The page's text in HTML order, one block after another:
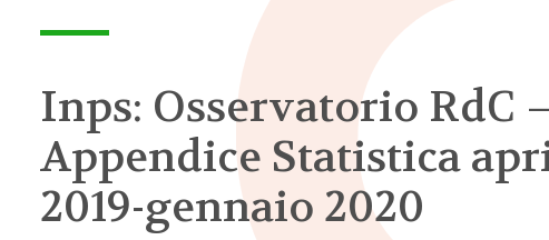
Inps: Osservatorio RdC –
Appendice Statistica
2019-gennaio 2020